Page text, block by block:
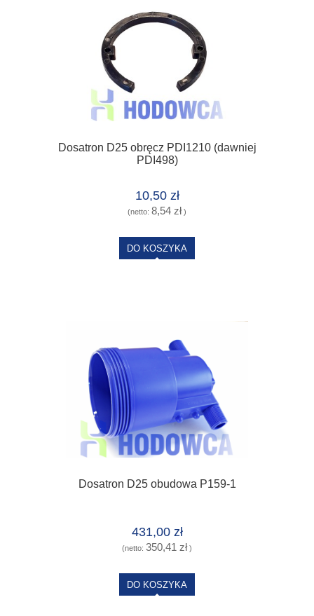
Dosatron D25 obręcz PDI1210 (dawniej
PDI498)
10,50 zł
(netto: 8,54 zł)
DO KOSZYKA
Dosatron D25 obudowa P159-1
431,00 zł
(netto: 350,41 zł)
DO KOSZYKA